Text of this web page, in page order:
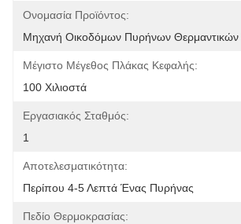
Ονομασία Προϊόντος:
Μηχανή Οικοδόμων Πυρήνων
Μέγιστο Μέγεθος Πλάκας Κεφαλής:
100 Χιλιοστά
Εργασιακός Σταθμός:
1
Αποτελεσματικότητα:
Περίπου 4-5 Λεπτά Ένας Πυρήνας
Πεδίο Θερμοκρασίας: